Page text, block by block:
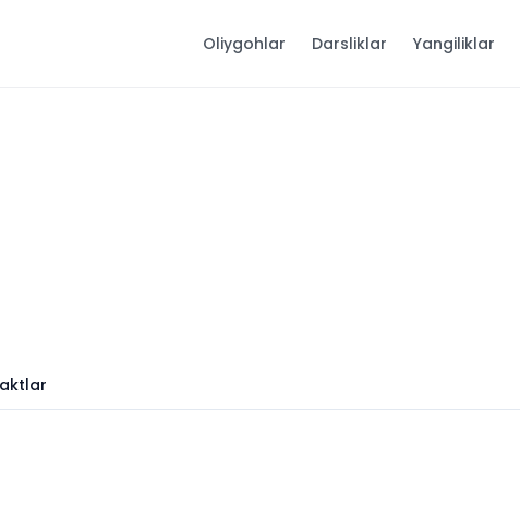
Oliygohlar Darsliklar Yangiliklar